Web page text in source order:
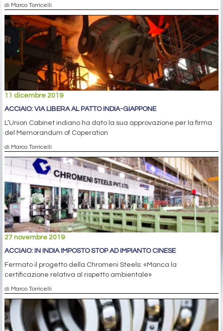
di Marco Torricelli
11 dicembre 2019
ACCIAIO: VIA LIBERA AL PATTO INDIA-GIAPPONE
L’Union Cabinet indiano ha dato la sua approvazione per la firma
del Memorandum of Coperation
di Marco Torricelli
27 novembre 2019
ACCIAIO: IN INDIA IMPOSTO STOP AD IMPIANTO CINESE
Fermato il progetto della Chromeni Steels: «Manca la
certificazione relativa al rispetto ambientale»
di Marco Torricelli